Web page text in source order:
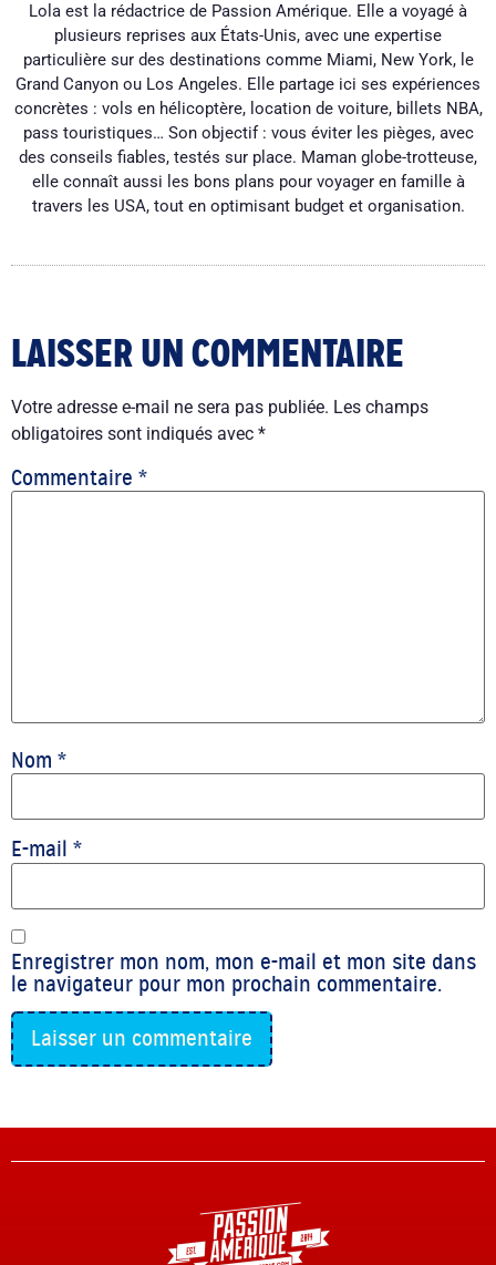
Lola est la rédactrice de Passion Amérique. Elle a voyagé à
plusieurs reprises aux États-Unis, avec une expertise
particulière sur des destinations comme Miami, New York, le
Grand Canyon ou Los Angeles. Elle partage ici ses expériences
concrètes : vols en hélicoptère, location de voiture, billets NBA,
pass touristiques… Son objectif : vous éviter les pièges, avec
des conseils fiables, testés sur place. Maman globe-trotteuse,
elle connaît aussi les bons plans pour voyager en famille à
travers les USA, tout en optimisant budget et organisation.
LAISSER UN COMMENTAIRE
Votre adresse e-mail ne sera pas publiée. Les champs
obligatoires sont indiqués avec *
Commentaire *
Nom *
E-mail *
Enregistrer mon nom, mon e-mail et mon site dans
le navigateur pour mon prochain commentaire.